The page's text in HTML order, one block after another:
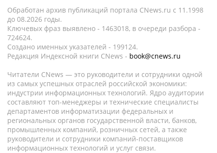
Обработан архив публикаций портала CNews.ru c 11.1998
до 08.2026 годы.
Ключевых фраз выявлено - 1463018, в очереди разбора -
724624.
Создано именных указателей - 199124.
Редакция Индексной книги CNews - book@cnews.ru
Читатели CNews — это руководители и сотрудники одной
из самых успешных отраслей российской экономики:
индустрии информационных технологий. Ядро аудитории
составляют топ-менеджеры и технические специалисты
департаментов информатизации федеральных и
региональных органов государственной власти, банков,
промышленных компаний, розничных сетей, а также
руководители и сотрудники компаний-поставщиков
информационных технологий и услуг связи.